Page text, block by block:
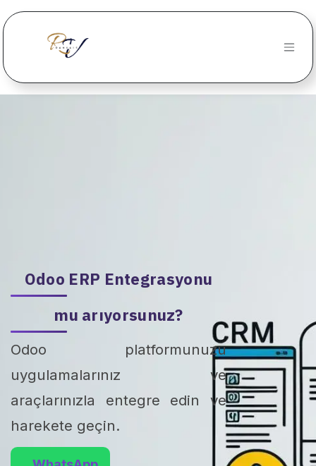
İçereği Atla
Odoo ERP Entegrasyonu
mu arıyorsunuz?
Odoo platformunuzu
uygulamalarınız ve
araçlarınızla entegre edin ve
harekete geçin.